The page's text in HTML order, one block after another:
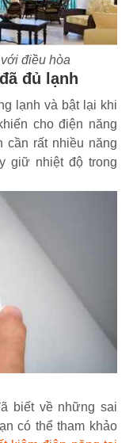
điều hòa
đủ lạnh
lạnh và bật lại khi
cho điện năng
cần rất nhiều năng
giữ nhiệt độ trong
biết về những sai
có thể tham khảo